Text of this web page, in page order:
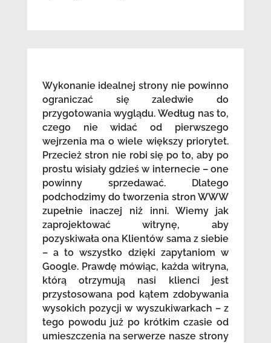
Wykonanie idealnej strony nie powinno
ograniczać się zaledwie do
przygotowania wyglądu. Według nas to,
czego nie widać od pierwszego
wejrzenia ma o wiele większy priorytet.
Przecież stron nie robi się po to, aby po
prostu wisiały gdzieś w internecie – one
powinny sprzedawać. Dlatego
podchodzimy do tworzenia stron WWW
zupełnie inaczej niż inni. Wiemy jak
zaprojektować witrynę, aby
pozyskiwała ona Klientów sama z siebie
– a to wszystko dzięki zapytaniom w
Google. Prawdę mówiąc, każda witryna,
którą otrzymują nasi klienci jest
przystosowana pod kątem zdobywania
wysokich pozycji w wyszukiwarkach – z
tego powodu już po krótkim czasie od
umieszczenia na serwerze nasze strony